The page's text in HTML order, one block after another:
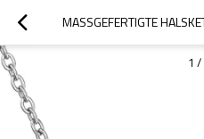
1 /